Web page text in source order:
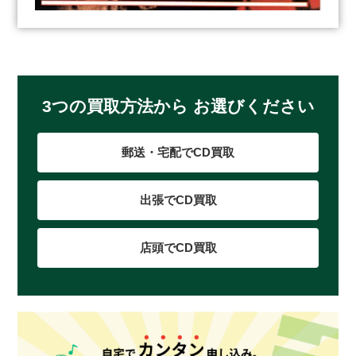
3つの買取方法から お選びください
郵送・宅配でCD買取
出張でCD買取
店頭でCD買取